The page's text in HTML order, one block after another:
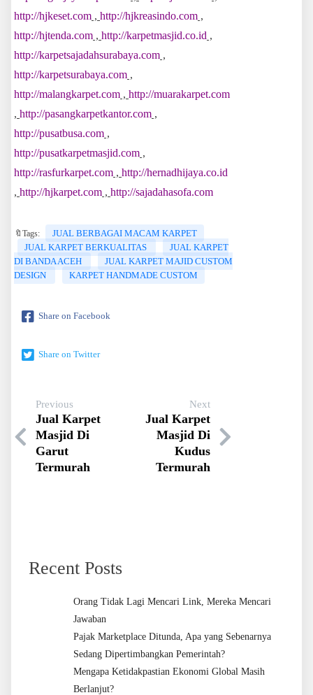
http://hjkeset.com , http://hjkreasindo.com ,
http://hjtenda.com , http://karpetmasjid.co.id ,
http://karpetsajadahsurabaya.com ,
http://karpetsurabaya.com ,
http://malangkarpet.com , http://muarakarpet.com
, http://pasangkarpetkantor.com ,
http://pusatbusa.com ,
http://pusatkarpetmasjid.com ,
http://rasfurkarpet.com , http://hernadhijaya.co.id
, http://hjkarpet.com , http://sajadahasofa.com
🔖Tags:
JUAL BERBAGAI MACAM KARPET
JUAL KARPET BERKUALITAS
JUAL KARPET
DI BANDA ACEH
JUAL KARPET MAJID CUSTOM
DESIGN
KARPET HANDMADE CUSTOM
Share on Facebook
Share on Twitter
Previous
Jual Karpet
Masjid Di
Garut
Termurah
Next
Jual Karpet
Masjid Di
Kudus
Termurah
Recent Posts
Orang Tidak Lagi Mencari Link, Mereka Mencari
Jawaban
Pajak Marketplace Ditunda, Apa yang Sebenarnya
Sedang Dipertimbangkan Pemerintah?
Mengapa Ketidakpastian Ekonomi Global Masih
Berlanjut?